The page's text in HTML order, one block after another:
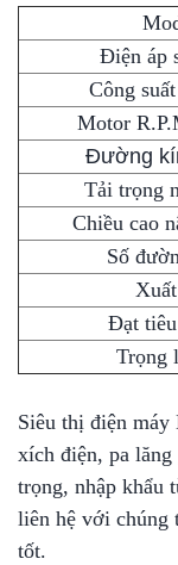
Điện áp
Công
Motor
Đường
Tải trọng
Chiều cao
Số
Đạt
Trọng
Siêu thị điện
xích điện, pa lăng
trọng, nhập khẩu
liên hệ với chúng
tốt.